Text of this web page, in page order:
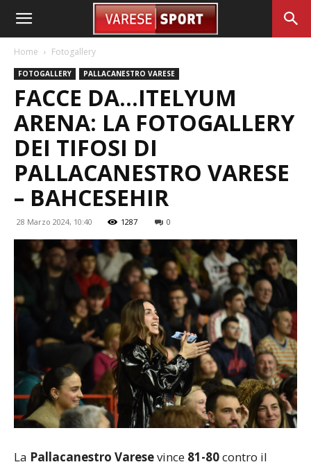
Home Fotogallery
FOTOGALLERY PALLACANESTRO VARESE
FACCE DA…ITELYUM
ARENA: LA FOTOGALLERY
DEI TIFOSI DI
PALLACANESTRO VARESE
– BAHCESEHIR
28 Marzo 2024, 10:40 1287 0
La Pallacanestro Varesevince 81-80contro il